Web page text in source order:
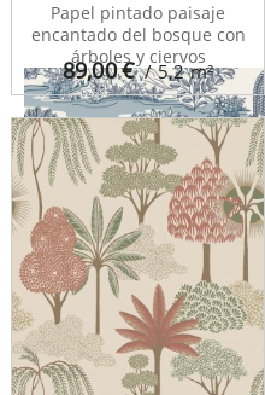
Renoir Symphony 682905
89,00€ / 5,2m²
Papel pintado paisaje
encantado del bosque con
árboles y ciervos